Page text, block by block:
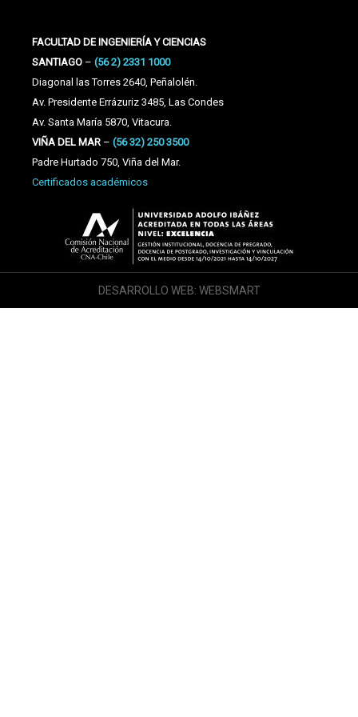
FACULTAD DE INGENIERÍA Y CIENCIAS
SANTIAGO – (56 2) 2331 1000
Diagonal las Torres 2640, Peñalolén.
Av. Presidente Errázuriz 3485, Las Condes
Av. Santa María 5870, Vitacura.
VIÑA DEL MAR – (56 32) 250 3500
Padre Hurtado 750, Viña del Mar.
Certificados académicos
DESARROLLO WEB: WEBSMART